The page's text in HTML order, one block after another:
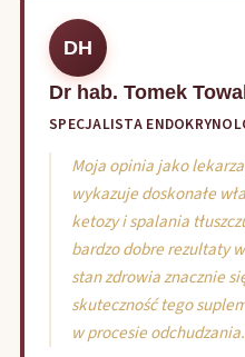
DH
Dr hab. Tomek
SPECJALISTA
Moja opinia jako
wykazuje doskonałe
ketozy i spalania
bardzo dobre rezultaty
stan zdrowia znacznie
skuteczność tego
w procesie odchudzania.